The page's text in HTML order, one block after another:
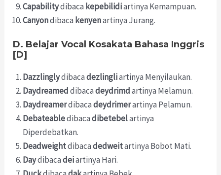
Capabilitydibaca kepebilidiartinya Kemampuan.
Canyondibaca kenyenartinya Jurang.
D. Belajar Vocal Kosakata Bahasa Inggris
[D]
Dazzlinglydibacadezlingliartinya Menyilaukan.
Daydreameddibacadeydrimdartinya Melamun.
Daydreamerdibacadeydrimerartinya Pelamun.
Debateabledibacadibetebelartinya
Diperdebatkan.
Deadweightdibacadedweitartinya Bobot Mati.
Daydibacadeiartinya Hari.